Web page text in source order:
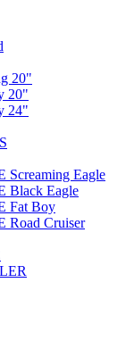
20"
20"
24"
Screaming Eagle
Black Eagle
Fat Boy
Road Cruiser